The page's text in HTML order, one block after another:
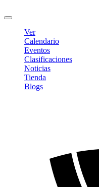
Ver
Calendario
Eventos
Clasificaciones
Noticias
Tienda
Blogs